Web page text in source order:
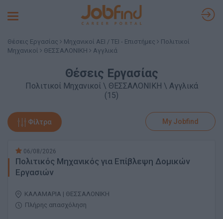
Toggle
Θέσεις Εργασίας Μηχανικοί ΑΕΙ / ΤΕΙ - Επιστήμες
Πολιτικοί
Μηχανικοί
ΘΕΣΣΑΛΟΝΙΚΗ Αγγλικά
Θέσεις Εργασίας
Πολιτικοί Μηχανικοί \ ΘΕΣΣΑΛΟΝΙΚΗ \ Αγγλικά
(15)
Φίλτρα My Jobfind
06/08/2026
Πολιτικός Μηχανικός για Επίβλεψη Δομικών
Εργασιών
ΚΑΛΑΜΑΡΙΑ | ΘΕΣΣΑΛΟΝΙΚΗ
Πλήρης απασχόληση